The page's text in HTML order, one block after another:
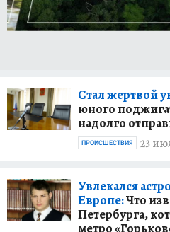
Стал жертвой
юного
надолго
23
ПРОИСШЕСТВИЯ
Увлекался
Европе:Что
Петербурга,
метро